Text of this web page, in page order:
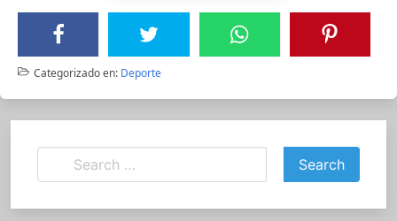
Categorizado en: Deporte